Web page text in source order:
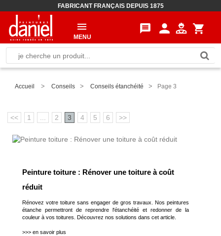
FABRICANT FRANÇAIS DEPUIS 1875
message person shopping_cart
MENU
Accueil > Conseils > Conseils étanchéité > Page 3
<< 1 2 3 4 5 6 >>
Peinture toiture : Rénover une toiture à coût
réduit
Rénovez votre toiture sans engager de gros travaux. Nos peintures
étanche permettront de reprendre l'étanchéité et redonner de la
couleur à vos toitures. Découvrez nos solutions dans cet article.
>>> en savoir plus